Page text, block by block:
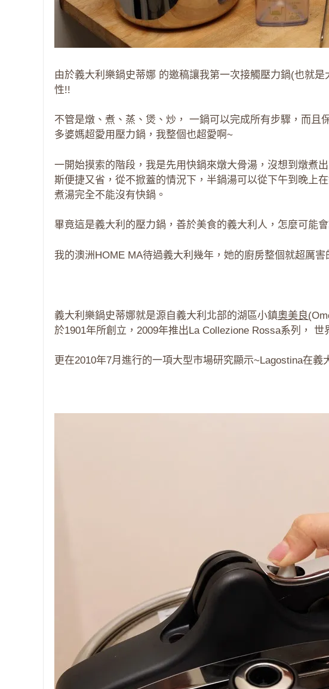
由於義大利樂鍋史蒂娜 的邀稿讓我第一次接觸壓力鍋(也就
性!!
不管是燉、煮、蒸、煲、炒， 一鍋可以完成所有步驟，而且
多婆媽超愛用壓力鍋，我整個也超愛啊~
一開始摸索的階段，我是先用快鍋來燉大骨湯，沒想到燉煮
斯便捷又省，從不掀蓋的情況下，半鍋湯可以從下午到晚上
煮湯完全不能沒有快鍋。
畢竟這是義大利的壓力鍋，善於美食的義大利人，怎麼可能
我的澳洲HOME MA待過義大利幾年，她的廚房整個就超厲害
義大利樂鍋史蒂娜就是源自義大利北部的湖區小鎮奧美良(
於1901年所創立，2009年推出La Collezione Rossa系列， 世
更在2010年7月進行的一項大型市場研究顯示~Lagostina在